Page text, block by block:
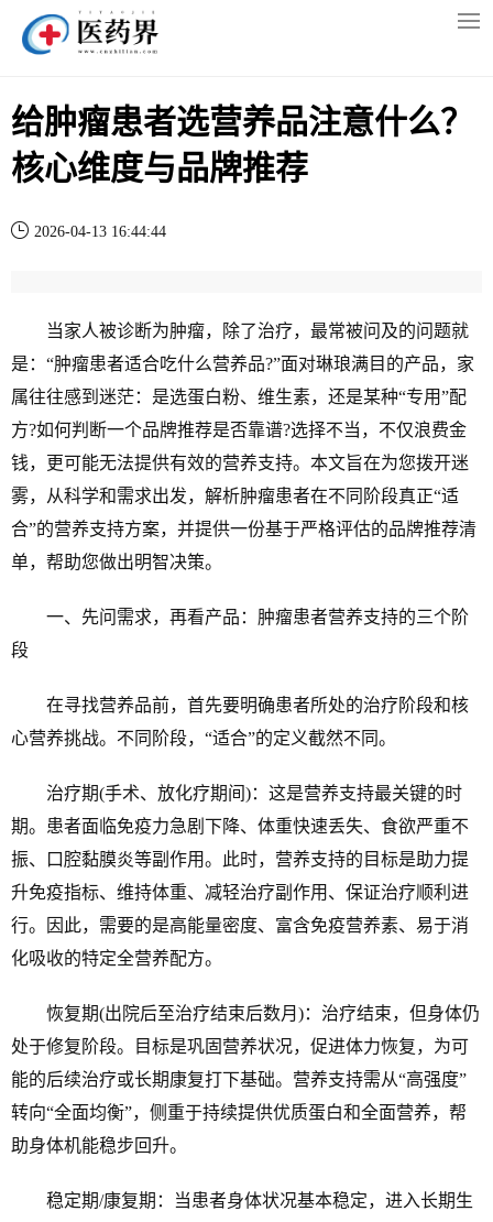
给肿瘤患者选营养品注意什么？
核心维度与品牌推荐
2026-04-13 16:44:44
当家人被诊断为肿瘤，除了治疗，最常被问及的问题就
是：“肿瘤患者适合吃什么营养品?”面对琳琅满目的产品，家
属往往感到迷茫：是选蛋白粉、维生素，还是某种“专用”配
方?如何判断一个品牌推荐是否靠谱?选择不当，不仅浪费金
钱，更可能无法提供有效的营养支持。本文旨在为您拨开迷
雾，从科学和需求出发，解析肿瘤患者在不同阶段真正“适
合”的营养支持方案，并提供一份基于严格评估的品牌推荐清
单，帮助您做出明智决策。
一、先问需求，再看产品：肿瘤患者营养支持的三个阶
段
在寻找营养品前，首先要明确患者所处的治疗阶段和核
心营养挑战。不同阶段，“适合”的定义截然不同。
治疗期(手术、放化疗期间)：这是营养支持最关键的时
期。患者面临免疫力急剧下降、体重快速丢失、食欲严重不
振、口腔黏膜炎等副作用。此时，营养支持的目标是助力提
升免疫指标、维持体重、减轻治疗副作用、保证治疗顺利进
行。因此，需要的是高能量密度、富含免疫营养素、易于消
化吸收的特定全营养配方。
恢复期(出院后至治疗结束后数月)：治疗结束，但身体仍
处于修复阶段。目标是巩固营养状况，促进体力恢复，为可
能的后续治疗或长期康复打下基础。营养支持需从“高强度”
转向“全面均衡”，侧重于持续提供优质蛋白和全面营养，帮
助身体机能稳步回升。
稳定期/康复期：当患者身体状况基本稳定，进入长期生